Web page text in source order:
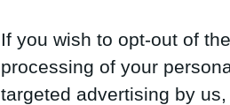
If you wish to opt-out of
processing of your
targeted advertising by